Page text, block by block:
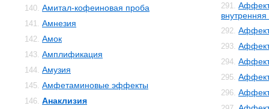
140. Амитал-кофеиновая проба
141. Амнезия
142. Амок
143. Амплификация
144. Амузия
145. Амфетаминовые эффекты
146. Анаклизия
291.
292.
293.
294.
295.
296.